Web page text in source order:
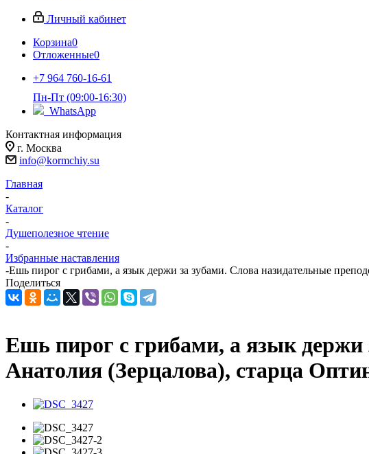
Личный кабинет
Корзина0
Отложенные0
+7 964 760-16-61
Пн-Пт (09:00-16:30)
WhatsApp
Контактная информация
г. Москва
info@kormchiy.su
Главная
-
Каталог
-
Душеполезное чтение
-
Избранные наставления
-Ешь пирог с грибами, а язык держи за зубами. Слова назидательные
Поделиться
Ешь пирог с грибами, а язык держи
Анатолия (Зерцалова), старца